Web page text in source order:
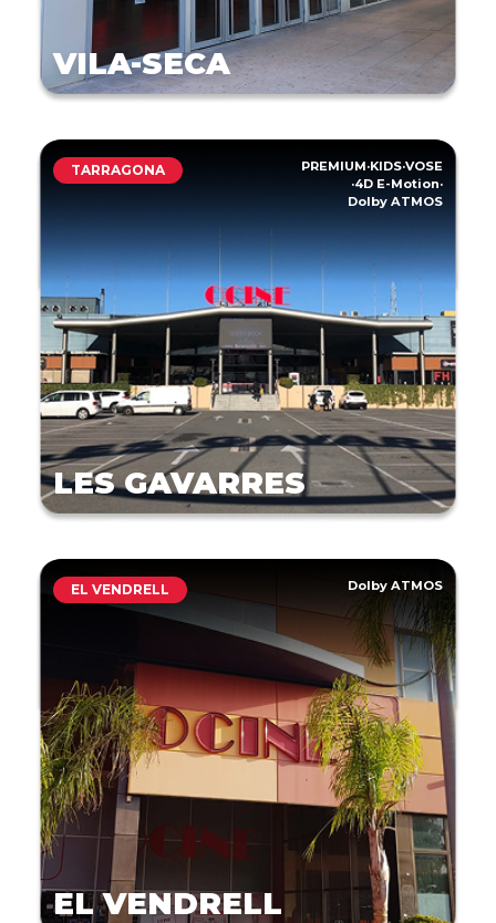
VILA-SECA
TARRAGONA PREMIUM·KIDS·VOSE
·4D E-Motion·
Dolby ATMOS
LES GAVARRES
EL VENDRELL Dolby ATMOS
EL VENDRELL